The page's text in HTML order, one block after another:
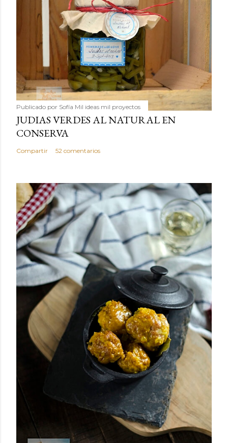
Publicado por Sofía Mil ideas mil proyectos
JUDIAS VERDES AL NATURAL EN
CONSERVA
Compartir 52 comentarios